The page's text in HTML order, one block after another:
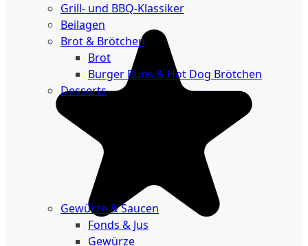
Grill- und BBQ-Klassiker
Beilagen
Brot & Brötchen
Brot
Burger Buns & Hot Dog Brötchen
Desserts
Gewürze & Saucen
Fonds & Jus
Gewürze